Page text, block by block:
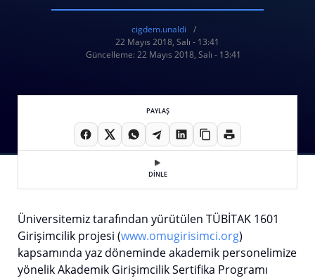
cigdem.unaldi
22 Mayıs 2018, Salı - 13:41
Güncelleme: 22 Mayıs 2018, Salı - 13:41
PAYLAŞ
DİNLE
Üniversitemiz tarafından yürütülen TÜBİTAK 1601
Girişimcilik projesi (www.omugirisimci.org)
kapsamında yaz döneminde akademik personelimize
yönelik Akademik Girişimcilik Sertifika Programı